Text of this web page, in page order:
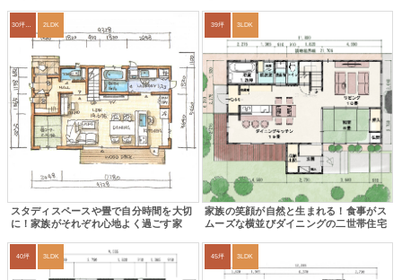
2LDK
スタディスペースや畳で自分時間を大切
に！家族がそれぞれ心地よく過ごす家
39坪 3LDK
家族の笑顔が自然と生まれる！食事がス
ムーズな横並びダイニングの二世帯住宅
40坪 3LDK 45坪 3LDK